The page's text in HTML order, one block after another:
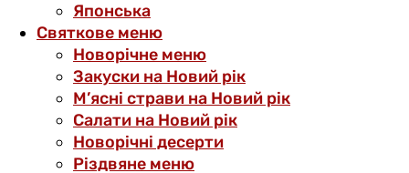
Японська
Святкове меню
Новорічне меню
Закуски на Новий рік
М’ясні страви на Новий рік
Салати на Новий рік
Новорічні десерти
Різдвяне меню